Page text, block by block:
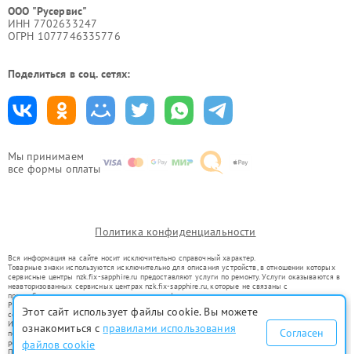
Мы принимаем
все формы оплаты
ООО "Русервис"
ИНН 7702633247
ОГРН 1077746335776
Поделиться в соц. сетях:
Политика конфиденциальности
Вся информация на сайте носит исключительно справочный характер.
Товарные знаки используются исключительно для описания устройств, в отношении которых
сервисные центры nzk.fix-sapphire.ru предоставляют услуги по ремонту. Услуги оказываются в
неавторизованных сервисных центрах nzk.fix-sapphire.ru, которые не связаны с
правообладателями товарных знаков или их официальными представителями.
Ремонт осуществляется для устройств, уже введенных в гражданский оборот в соответствии
со статьей 1487 ГК РФ.
Использование товарных знаков не преследует цели индивидуализации услуг или введения
потребителей в заблуждение, а служит для информирования о предоставляемых услугах по
ремонту техники указанных брендов.
Этот сайт использует файлы cookie. Вы можете
ознакомиться с правилами использования
файлов cookie
Согласен